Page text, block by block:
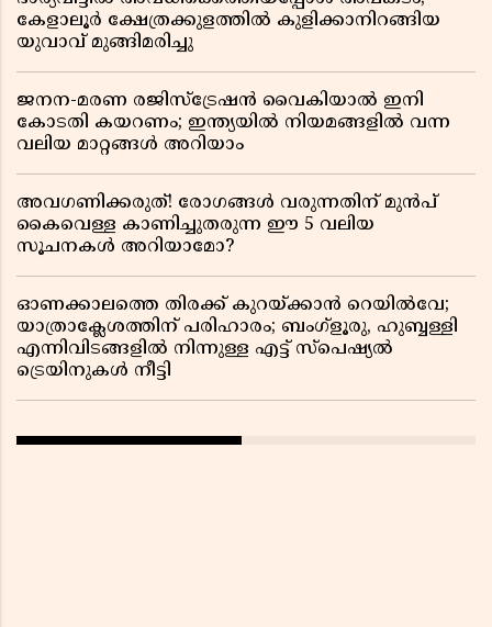
കേളാലൂർ ക്ഷേത്രക്കുളത്തിൽ കുളിക്കാനിറങ്ങിയ
യുവാവ് മുങ്ങിമരിച്ചു
ജനന-മരണ രജിസ്ട്രേഷൻ വൈകിയാൽ ഇനി
കോടതി കയറണം; ഇന്ത്യയിൽ നിയമങ്ങളിൽ വന്ന
വലിയ മാറ്റങ്ങൾ അറിയാം
അവഗണിക്കരുത്! രോഗങ്ങൾ വരുന്നതിന് മുൻപ്
കൈവെള്ള കാണിച്ചുതരുന്ന ഈ 5 വലിയ
സൂചനകൾ അറിയാമോ?
ഓണക്കാലത്തെ തിരക്ക് കുറയ്ക്കാൻ റെയിൽവേ;
യാത്രാക്ലേശത്തിന് പരിഹാരം; ബംഗ്ളൂരു, ഹുബ്ബള്ളി
എന്നിവിടങ്ങളിൽ നിന്നുള്ള എട്ട് സ്പെഷ്യൽ
ട്രെയിനുകൾ നീട്ടി